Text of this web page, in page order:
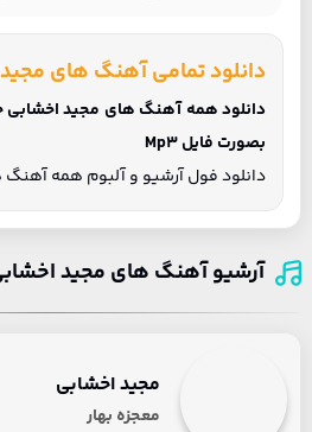
دانلود تمامی آهنگ های
دانلود همه آهنگ های مجید
بصورت فایل Mp3
دانلود فول آرشیو و آلبوم همه
آرشیو آهنگ های مجید
مجید اخشابی
معجزه بهار